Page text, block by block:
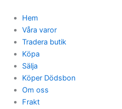
innehåll
Hem
Våra varor
Tradera butik
Köpa
Sälja
Köper Dödsbon
Om oss
Frakt